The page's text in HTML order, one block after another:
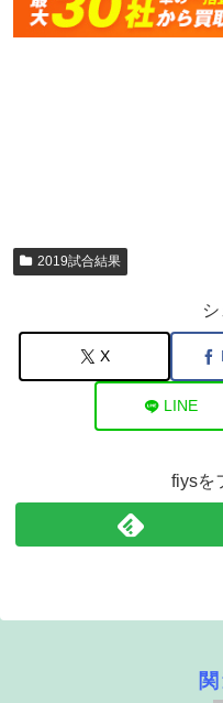
2019試合結果
X
LINE
fiysを